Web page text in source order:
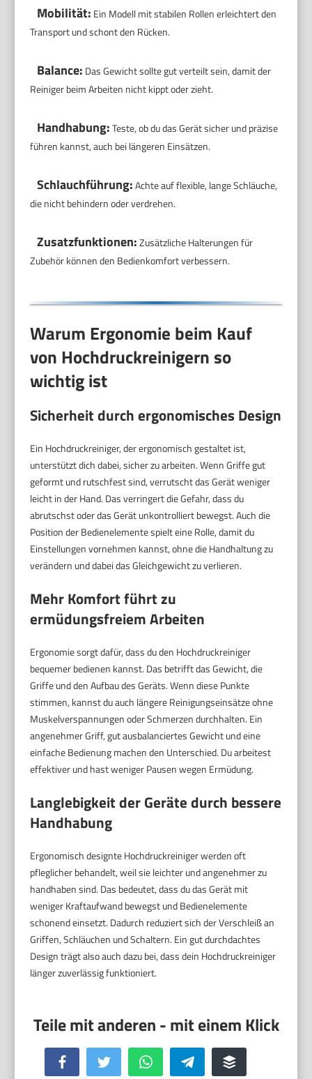
Mobilität: Ein Modell mit stabilen Rollen erleichtert den
Transport und schont den Rücken.
Balance: Das Gewicht sollte gut verteilt sein, damit der
Reiniger beim Arbeiten nicht kippt oder zieht.
Handhabung:Teste, ob du das Gerät sicher und präzise
führen kannst, auch bei längeren Einsätzen.
Schlauchführung:Achte auf flexible, lange Schläuche,
die nicht behindern oder verdrehen.
Zusatzfunktionen:Zusätzliche Halterungen für
Zubehör können den Bedienkomfort verbessern.
Warum Ergonomie beim Kauf
von Hochdruckreinigern so
wichtig ist
Sicherheit durch ergonomisches Design
Ein Hochdruckreiniger, der ergonomisch gestaltet ist,
unterstützt dich dabei, sicher zu arbeiten. Wenn Griffe gut
geformt und rutschfest sind, verrutscht das Gerät weniger
leicht in der Hand. Das verringert die Gefahr, dass du
abrutschst oder das Gerät unkontrolliert bewegst. Auch die
Position der Bedienelemente spielt eine Rolle, damit du
Einstellungen vornehmen kannst, ohne die Handhaltung zu
verändern und dabei das Gleichgewicht zu verlieren.
Mehr Komfort führt zu
ermüdungsfreiem Arbeiten
Ergonomie sorgt dafür, dass du den Hochdruckreiniger
bequemer bedienen kannst. Das betrifft das Gewicht, die
Griffe und den Aufbau des Geräts. Wenn diese Punkte
stimmen, kannst du auch längere Reinigungseinsätze ohne
Muskelverspannungen oder Schmerzen durchhalten. Ein
angenehmer Griff, gut ausbalanciertes Gewicht und eine
einfache Bedienung machen den Unterschied. Du arbeitest
effektiver und hast weniger Pausen wegen Ermüdung.
Langlebigkeit der Geräte durch bessere
Handhabung
Ergonomisch designte Hochdruckreiniger werden oft
pfleglicher behandelt, weil sie leichter und angenehmer zu
handhaben sind. Das bedeutet, dass du das Gerät mit
weniger Kraftaufwand bewegst und Bedienelemente
schonend einsetzt. Dadurch reduziert sich der Verschleiß an
Griffen, Schläuchen und Schaltern. Ein gut durchdachtes
Design trägt also auch dazu bei, dass dein Hochdruckreiniger
länger zuverlässig funktioniert.
Facebook Twitter WhatsApp Telegram Buffer